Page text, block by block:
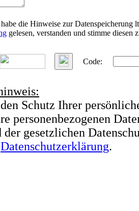
die Hinweise zur Datenspeicherung
gelesen, verstanden und stimme diesen
Code:
Schutz Ihrer
personenbezogenen
der gesetzlichen
Datenschutzerklärung.